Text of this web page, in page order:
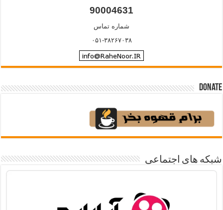
90004631
شماره تماس
۰۵۱-۳۸۲۶۷۰۳۸
Donate
شبکه های اجتماعی